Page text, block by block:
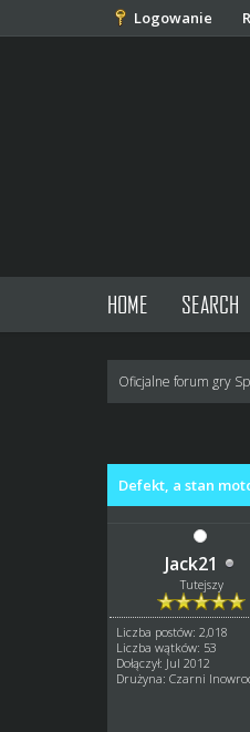
Logowanie
HOME SEARCH
Oficjalne forum gry
Defekt, a stan
Jack21
Tutejszy
Liczba postów: 2,018
Liczba wątków: 53
Dołączył: Jul 2012
Drużyna: Czarni